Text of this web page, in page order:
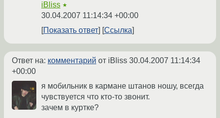
iBliss ★
30.04.2007 11:14:34 +00:00
Показать ответ
Ссылка
Ответ на: комментарий от iBliss 30.04.2007 11:14:34
+00:00
я мобильник в кармане штанов ношу, всегда
чувствуется что кто-то звонит.
зачем в куртке?